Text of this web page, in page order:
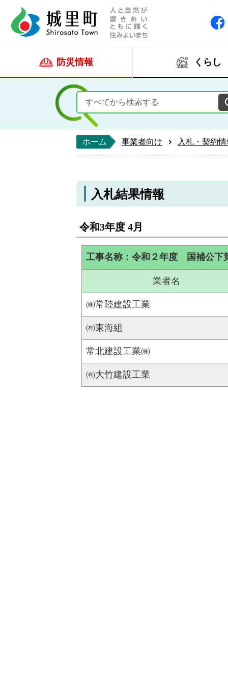
防災情報 くらし
ホーム 事業者向け 入札・契約
入札結果情報
令和3年度 4月
工事名称：令和２年度 国補公下
業者名
㈱常陸建設工業
㈲東海組
常北建設工業㈱
㈲大竹建設工業